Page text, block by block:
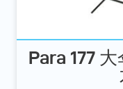
Para 177